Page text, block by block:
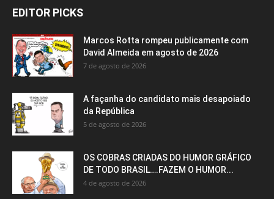
EDITOR PICKS
Marcos Rotta rompeu publicamente com
David Almeida em agosto de 2026
7 de agosto de 2026
A façanha do candidato mais desapoiado
da República
5 de agosto de 2026
OS COBRAS CRIADAS DO HUMOR GRÁFICO
DE TODO BRASIL….FAZEM O HUMOR...
4 de agosto de 2026